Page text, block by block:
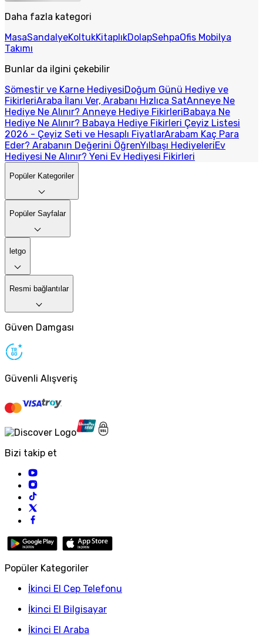
Daha fazla kategori
MasaSandalyeKoltukKitaplıkDolapSehpaOfis Mobilya
Takımı
Bunlar da ilgini çekebilir
Sömestir ve Karne HediyesiDoğum Günü Hediye ve
FikirleriAraba İlanı Ver, Arabanı Hızlıca SatAnneye Ne
Hediye Ne Alınır? Anneye Hediye FikirleriBabaya Ne
Hediye Ne Alınır? Babaya Hediye Fikirleri Çeyiz Listesi
2026 - Çeyiz Seti ve Hesaplı FiyatlarArabam Kaç Para
Eder? Arabanın Değerini ÖğrenYılbaşı HediyeleriEv
Hediyesi Ne Alınır? Yeni Ev Hediyesi Fikirleri
Popüler Kategoriler
Popüler Sayfalar
letgo
Resmi bağlantılar
Güven Damgası
Güvenli Alışveriş
Bizi takip et
Popüler Kategoriler
İkinci El Cep Telefonu
İkinci El Bilgisayar
İkinci El Araba